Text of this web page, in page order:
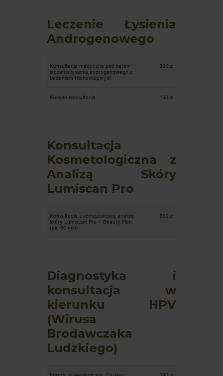
Leczenie Łysienia
Androgenowego
Konsultacja medyczna pod kątem
leczenia łysienia androgenowego z
badaniem trichoskopwym
300 zł
Kolejna konsultacja 150 zł
Konsultacja
Kosmetologiczna z
Analizą Skóry
Lumiscan Pro
Konsultacja z komputerową analizą
skóry Lumiscan Pro + Beauty Plan
(ok. 60 min)
350 zł
Diagnostyka i
konsultacja w
kierunku HPV
(Wirusa
Brodawczaka
Ludzkiego)